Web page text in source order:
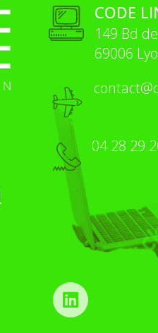
CODE
149 Bd
69006
04 28 29